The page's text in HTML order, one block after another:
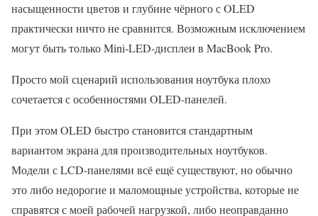
насыщенности цветов и глубине чёрного с OLED
практически ничто не сравнится. Возможным исключением
могут быть только Mini-LED-дисплеи в MacBook Pro.
Просто мой сценарий использования ноутбука плохо
сочетается с особенностями OLED-панелей.
При этом OLED быстро становится стандартным
вариантом экрана для производительных ноутбуков.
Модели с LCD-панелями всё ещё существуют, но обычно
это либо недорогие и маломощные устройства, которые не
справятся с моей рабочей нагрузкой, либо неоправданно